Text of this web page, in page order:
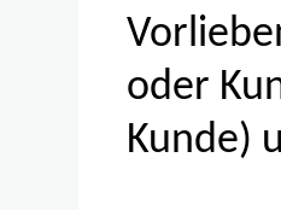
oder
Kunde)